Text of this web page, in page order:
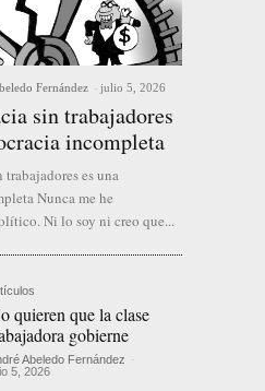
Fernández - julio 5, 2026
sin trabajadores
incompleta
es una
Nunca me he
Ni lo soy ni creo que...
quieren que la clase
gobierne
Abeledo Fernández -
5, 2026